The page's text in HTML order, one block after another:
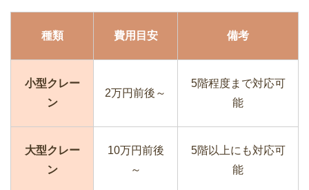
べき4つのこと
引っ越し時の家電や家具は買わずとも借
家族で引越しするときの費用相場を繁忙
期と通常期で比較
二人で同棲・同居を始めるときに知って
種類 費用目安 備考
小型クレー
ン
2万円前後～
5階程度まで対応可
能
大型クレー
ン
10万円前後
～
5階以上にも対応可
能